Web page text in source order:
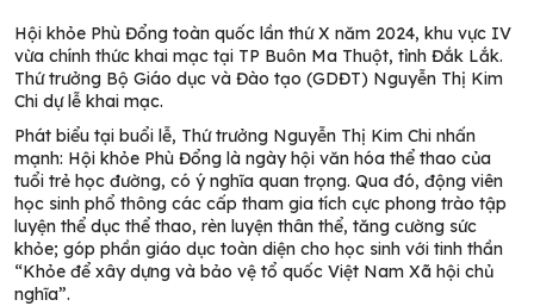
Hội khỏe Phù Đổng toàn quốc lần thứ X năm 2024, khu vực IV
vừa chính thức khai mạc tại TP Buôn Ma Thuột, tỉnh Đắk Lắk.
Thứ trưởng Bộ Giáo dục và Đào tạo (GDĐT) Nguyễn Thị Kim
Chi dự lễ khai mạc.
Phát biểu tại buổi lễ, Thứ trưởng Nguyễn Thị Kim Chi nhấn
mạnh: Hội khỏe Phù Đổng là ngày hội văn hóa thể thao của
tuổi trẻ học đường, có ý nghĩa quan trọng. Qua đó, động viên
học sinh phổ thông các cấp tham gia tích cực phong trào tập
luyện thể dục thể thao, rèn luyện thân thể, tăng cường sức
khỏe; góp phần giáo dục toàn diện cho học sinh với tinh thần
“Khỏe để xây dựng và bảo vệ tổ quốc Việt Nam Xã hội chủ
nghĩa”.